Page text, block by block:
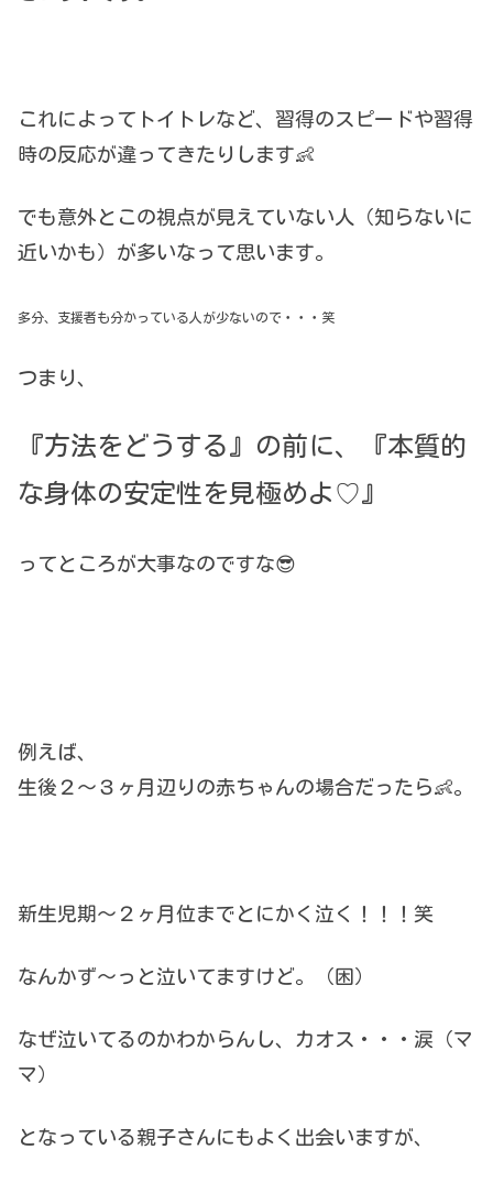
これによってトイトレなど、習得のスピードや習得
時の反応が違ってきたりします👶
でも意外とこの視点が見えていない人（知らないに
近いかも）が多いなって思います。
多分、支援者も分かっている人が少ないので・・・笑
つまり、
『方法をどうする』の前に、『本質的
な身体の安定性を見極めよ♡』
ってところが大事なのですな😎
例えば、
生後２〜３ヶ月辺りの赤ちゃんの場合だったら👶。
新生児期〜２ヶ月位までとにかく泣く！！！笑
なんかず〜っと泣いてますけど。（困）
なぜ泣いてるのかわからんし、カオス・・・涙（マ
マ）
となっている親子さんにもよく出会いますが、